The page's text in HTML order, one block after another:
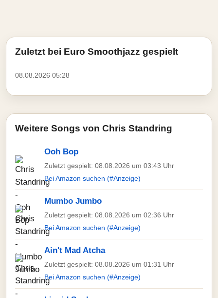
Zuletzt bei Euro Smoothjazz gespielt
08.08.2026 05:28
Weitere Songs von Chris Standring
Ooh Bop
Zuletzt gespielt: 08.08.2026 um 03:43 Uhr
Bei Amazon suchen (#Anzeige)
Mumbo Jumbo
Zuletzt gespielt: 08.08.2026 um 02:36 Uhr
Bei Amazon suchen (#Anzeige)
Ain't Mad Atcha
Zuletzt gespielt: 08.08.2026 um 01:31 Uhr
Bei Amazon suchen (#Anzeige)